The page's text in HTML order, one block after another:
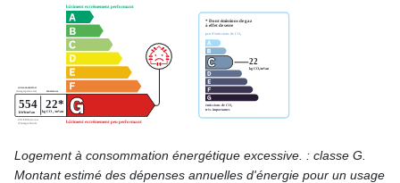
Logement à consommation énergétique excessive. : classe G.
Montant estimé des dépenses annuelles d'énergie pour un usage